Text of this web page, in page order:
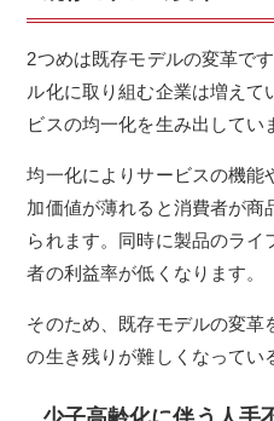
2つめは既存モデルの変革で
ル化に取り組む企業は増えて
ビスの均一化を生み出してい
均一化によりサービスの機能
加価値が薄れると消費者が商
られます。同時に製品のライ
者の利益率が低くなります。
そのため、既存モデルの変革
の生き残りが難しくなってい